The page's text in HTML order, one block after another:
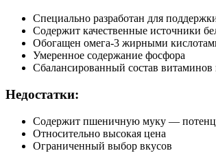
Специально разработан для
Содержит качественные источники
Обогащен омега-3 жирными
Умеренное содержание фосфора
Сбалансированный состав витаминов
Недостатки:
Содержит пшеничную муку —
Относительно высокая цена
Ограниченный выбор вкусов